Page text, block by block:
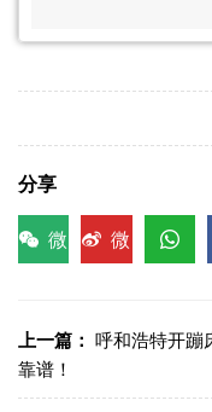
分享
微
微
上一篇： 呼和浩特开蹦
靠谱！